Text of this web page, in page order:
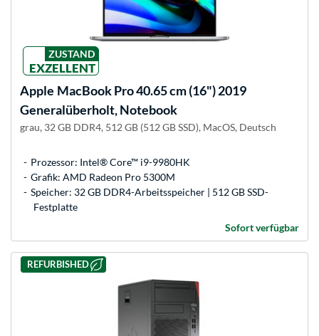
ZUSTAND
EXZELLENT
Apple MacBook Pro 40.65 cm (16") 2019
Generalüberholt, Notebook
grau, 32 GB DDR4, 512 GB (512 GB SSD), MacOS, Deutsch
Prozessor: Intel® Core™ i9-9980HK
Grafik: AMD Radeon Pro 5300M
Speicher: 32 GB DDR4-Arbeitsspeicher | 512 GB SSD-
Festplatte
Sofort verfügbar
REFURBISHED